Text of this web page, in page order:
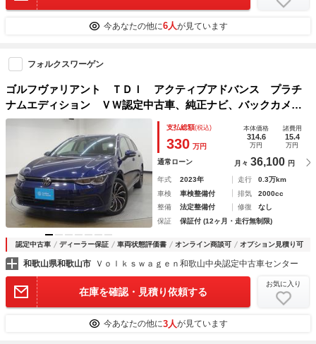
今あなたの他に6人が見ています
フォルクスワーゲン
ゴルフヴァリアント ＴＤＩ アクティブアドバンス プラチ
ナムエディション ＶＷ認定中古車、純正ナビ、バックカメ
ラ、スペアキー、ブラインドスポットモニター、ヘッドアップ
ディスプレイ、クリアランスソナー、ＥＴＣ２．０、純正アル
ミホイール、ＬＥＤヘッドライト
支払総額(税込)
330 万円
本体価格
314.6
万円
諸費用
15.4
万円
通常ローン 月々 36,100 円
年式 2023年 走行
0.3万km
車検
車検整備付 排気
2000cc
整備
法定整備付 修復
なし
保証
保証付 (12ヶ月・走行無制限)
認定中古車 ディーラー保証 車両状態評価書 オンライン商談可 オプション見積り可
和歌山県和歌山市 Ｖｏｌｋｓｗａｇｅｎ和歌山中央認定中古車センター
在庫を確認・見積り依頼する
お気に入り
今あなたの他に3人が見ています